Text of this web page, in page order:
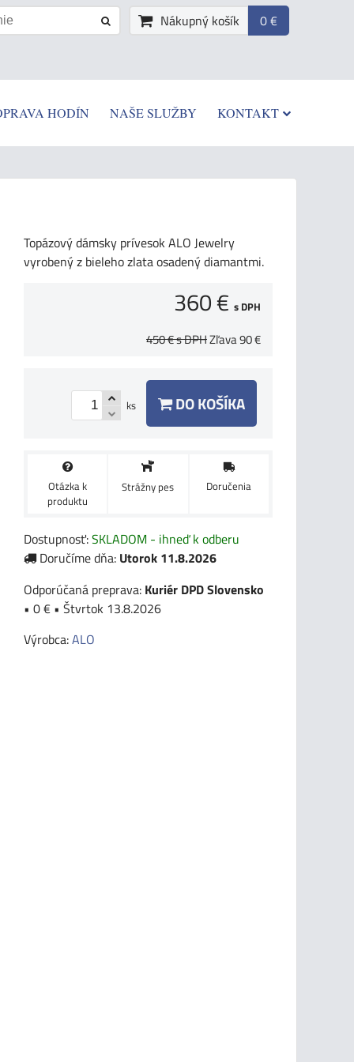
Nákupný košík 0 €
HODÍN NAŠE SLUŽBY KONTAKT
Topázový dámsky prívesok ALO Jewelry
vyrobený z bieleho zlata osadený diamantmi.
360 € s DPH
450 €s DPHZľava90 €
ks DO KOŠÍKA
Otázka k
produktu
Strážny pes Doručenia
Dostupnosť:SKLADOM - ihneď k odberu
Doručíme dňa: Utorok 11.8.2026
Kuriér DPD Slovensko
• 0 € • Štvrtok 13.8.2026
Výrobca:ALO